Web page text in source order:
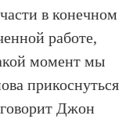
в конечном
работе,
момент мы
прикоснуться
Джон